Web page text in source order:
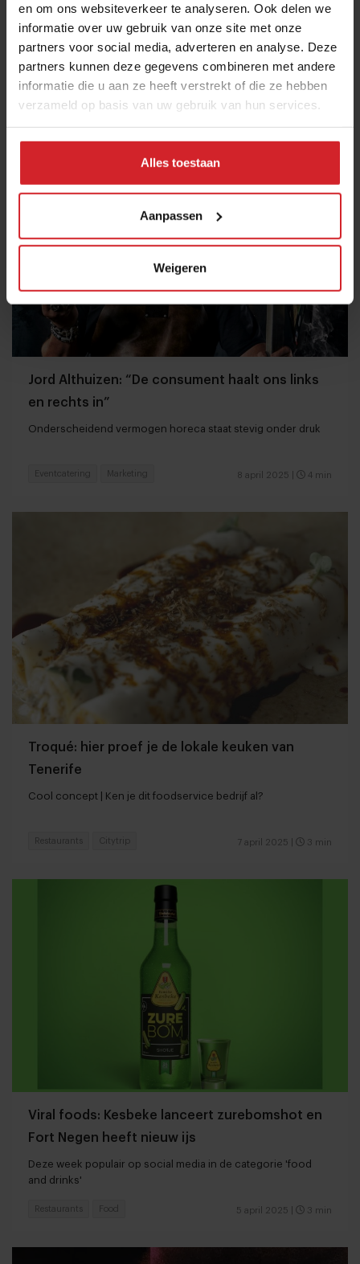
en om ons websiteverkeer te analyseren. Ook delen we
informatie over uw gebruik van onze site met onze
partners voor social media, adverteren en analyse. Deze
partners kunnen deze gegevens combineren met andere
informatie die u aan ze heeft verstrekt of die ze hebben
verzameld op basis van uw gebruik van hun services.
Alles toestaan
Aanpassen
Weigeren
De perfecte pizza in jouw horecazaak
Pizza Perfettissima van Dr. Oetker Professional is snel,
8 april 2025 | 3 min
Foodservice Food
Jord Althuizen: “De consument haalt ons links
en rechts in”
Onderscheidend vermogen horeca staat stevig onder druk
8 april 2025 4 min
Eventcatering Marketing
Troqué: hier proef je de lokale keuken van
Tenerife
Cool concept | Ken je dit foodservice bedrijf al?
7 april 2025 3 min
Restaurants Citytrip
Viral foods: Kesbeke lanceert zurebomshot en
Fort Negen heeft nieuw ijs
Deze week populair op social media in de categorie 'food
and drinks'
5 april 2025 3 min
Restaurants Food